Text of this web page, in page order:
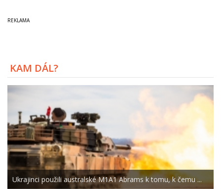
KAM DÁL?
Ukrajinci použili australské M1A1 Abrams k tomu, k čemu ...